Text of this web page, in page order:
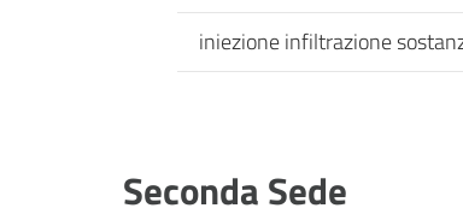
iniezione infiltrazione
Seconda Sede